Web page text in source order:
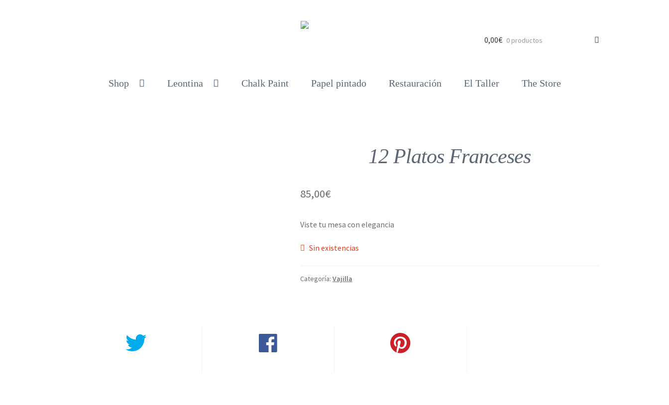
0,00€ 0 productos
Shop Leontina Chalk Paint Papel pintado Restauración El Taller The Store
12 Platos Franceses
85,00€
Viste tu mesa con elegancia
Sin existencias
Categoría: Vajilla